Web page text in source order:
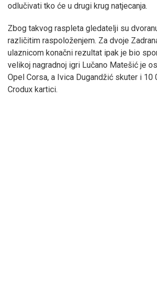
odlučivati tko će u drugi krug natjecanja.
Zbog takvog raspleta gledatelji su
različitim raspoloženjem. Za dvoje
ulaznicom konačni rezultat ipak je bio
velikoj nagradnoj igri Lučano Matešić je
Opel Corsa, a Ivica Dugandžić skuter i 10
Crodux kartici.